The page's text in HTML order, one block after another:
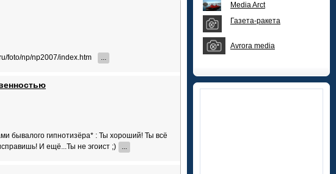
foto/np/np2007/index.htm
...
бывалого гипнотизёра* : Ты хороший! Ты всё
И ещё...Ты не эгоист ;)
...
Media Arct
Газета-ракета
Avrora media